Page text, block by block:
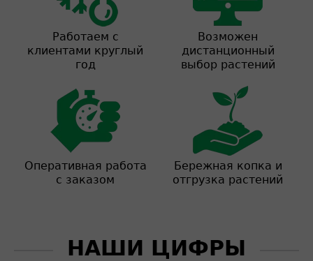
Работаем с
клиентами круглый
год
Возможен
дистанционный
выбор растений
Оперативная работа
с заказом
Бережная копка и
отгрузка растений
НАШИ ЦИФРЫ